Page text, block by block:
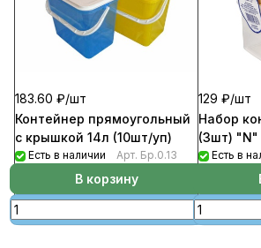
183.60 ₽/шт
Контейнер прямоугольный
с крышкой 14л (10шт/уп)
Есть в наличии Арт. Бр.0.13
В корзину
129 ₽/шт
Набор
(3шт) "N"
Есть в